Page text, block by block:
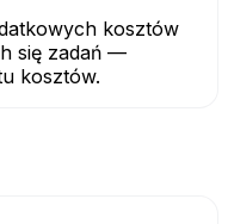
kosztów
się zadań —
kosztów.